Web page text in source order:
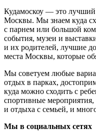
Кудамоскоу — это
Москвы. Мы знаем куда
с парнем или большой
события, музеи и
и их родителей, лучшие
места Москвы, которые
Мы советуем любые
отдых в парках,
куда можно сходить с
спортивные мероприятия,
и отдыха с семьей, и
Мы в социальных сетях